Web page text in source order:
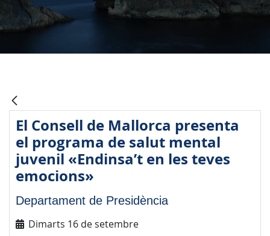
El Consell de Mallorca presenta
el programa de salut mental
juvenil «Endinsa’t en les teves
emocions»
Departament de Presidència
Dimarts 16 de setembre